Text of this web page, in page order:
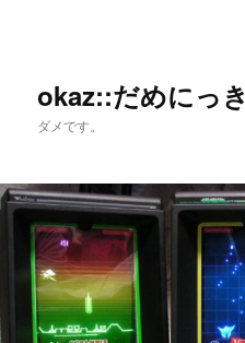
へ
移
移
動
okaz::だめにっき
ダメです。